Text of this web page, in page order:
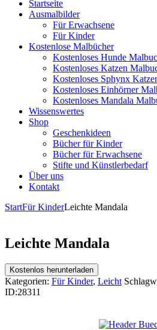
Startseite
Ausmalbilder
Für Erwachsene
Für Kinder
Kostenlose Malbücher
Kostenloses Hunde
Kostenloses Katzen
Kostenloses Sphynx
Kostenloses Einhörner
Kostenloses Mandala
Wissenswertes
Shop
Geschenkideen
Bücher für Kinder
Bücher für Erwachsene
Stifte und Künstlerbedarf
Über uns
Kontakt
StartFür KinderLeichte Mandala
Leichte Mandala
Kostenlos herunterladen
Kategorien: Für Kinder, Leicht
ID:28311